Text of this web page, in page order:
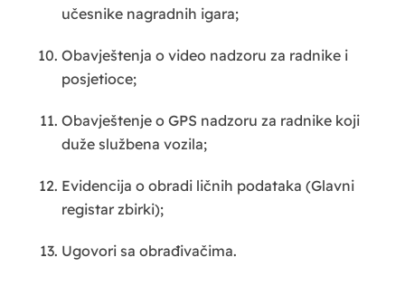
učesnike nagradnih igara;
Obavještenja o video nadzoru za radnike i
posjetioce;
Obavještenje o GPS nadzoru za radnike koji
duže službena vozila;
Evidencija o obradi ličnih podataka (Glavni
registar zbirki);
Ugovori sa obrađivačima.